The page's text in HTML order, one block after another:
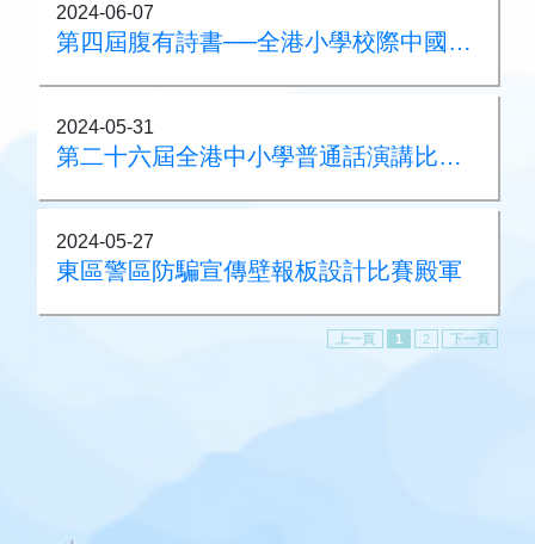
2024-06-07
第四屆腹有詩書──全港小學校際中國語文常識問答比賽
2024-05-31
第二十六屆全港中小學普通話演講比賽港島區亞軍
2024-05-27
東區警區防騙宣傳壁報板設計比賽殿軍
上一頁 1 2 下一頁